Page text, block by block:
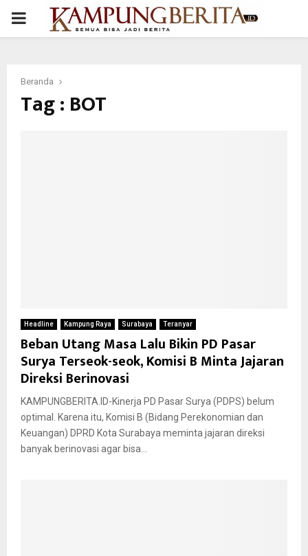
PRIMARY
Beranda
Tag : BOT
Headline Kampung Raya Surabaya Teranyar
Beban Utang Masa Lalu Bikin PD Pasar
Surya Terseok-seok, Komisi B Minta Jajaran
Direksi Berinovasi
KAMPUNGBERITA.ID-Kinerja PD Pasar Surya (PDPS) belum
optimal. Karena itu, Komisi B (Bidang Perekonomian dan
Keuangan) DPRD Kota Surabaya meminta jajaran direksi
banyak berinovasi agar bisa...